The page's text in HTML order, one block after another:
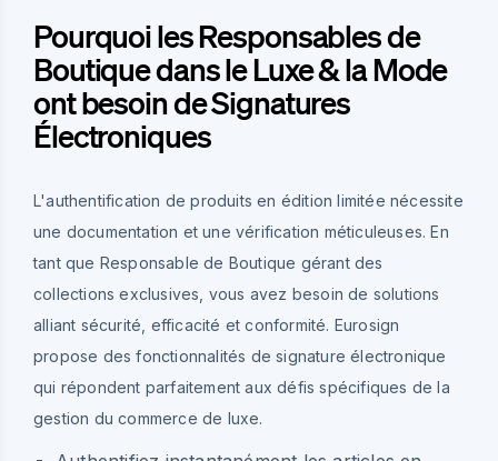
Pourquoi les Responsables de
Boutique dans le Luxe & la Mode
ont besoin de Signatures
Électroniques
L'authentification de produits en édition limitée nécessite
une documentation et une vérification méticuleuses. En
tant que Responsable de Boutique gérant des
collections exclusives, vous avez besoin de solutions
alliant sécurité, efficacité et conformité. Eurosign
propose des fonctionnalités de signature électronique
qui répondent parfaitement aux défis spécifiques de la
gestion du commerce de luxe.